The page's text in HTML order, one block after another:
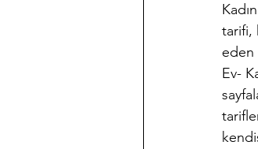
tarifi,
eden
Ev-